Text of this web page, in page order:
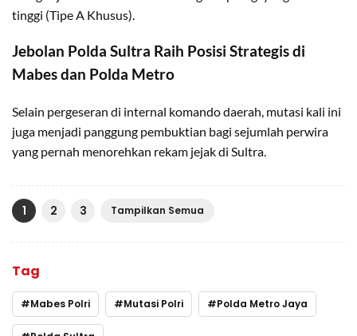
tinggi (Tipe A Khusus).
​Jebolan Polda Sultra Raih Posisi Strategis di
Mabes dan Polda Metro
​Selain pergeseran di internal komando daerah, mutasi kali ini
juga menjadi panggung pembuktian bagi sejumlah perwira
yang pernah menorehkan rekam jejak di Sultra.
1 2 3 Tampilkan Semua
Tag
Mabes Polri Mutasi Polri Polda Metro Jaya